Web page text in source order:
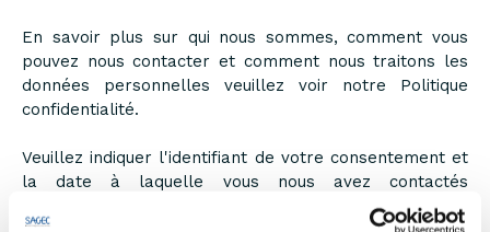
En savoir plus sur qui nous sommes, comment vous
pouvez nous contacter et comment nous traitons les
données personnelles veuillez voir notre Politique
confidentialité.
Veuillez indiquer l'identifiant de votre consentement et
la date à laquelle vous nous avez contactés